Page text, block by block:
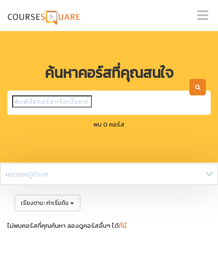
ค้นหาคอร์สที่คุณสนใจ
พบ 0 คอร์ส
หมวดหมู่ต่างๆ
เรียงตาม:ค่าเริ่มต้น
ไม่พบคอร์สที่คุณค้นหา ลองดูคอร์สอื่นๆ ได้ที่นี่